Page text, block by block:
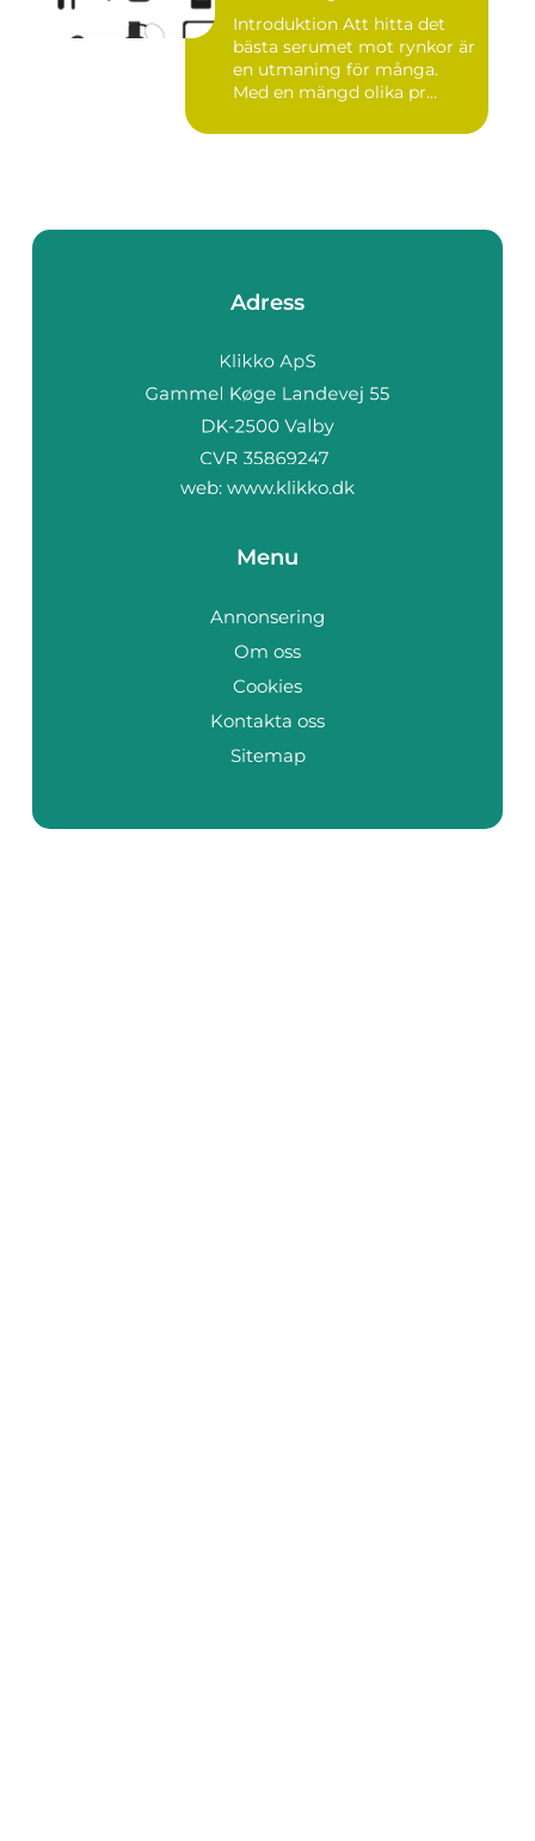
Introduktion Att hitta det
bästa serumet mot rynkor är
en utmaning för många.
Med en mängd olika pr...
Adress
web: www.klikko.dk
Menu
Annonsering
Om oss
Cookies
Kontakta oss
Sitemap